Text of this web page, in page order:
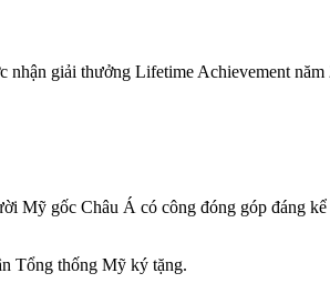
giải thưởng Lifetime Achievement
Mỹ gốc Châu Á có công đóng góp đáng
Tổng thống Mỹ ký tặng.